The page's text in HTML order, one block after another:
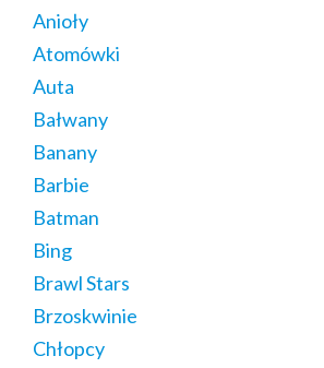
Anioły
Atomówki
Auta
Bałwany
Banany
Barbie
Batman
Bing
Brawl Stars
Brzoskwinie
Chłopcy